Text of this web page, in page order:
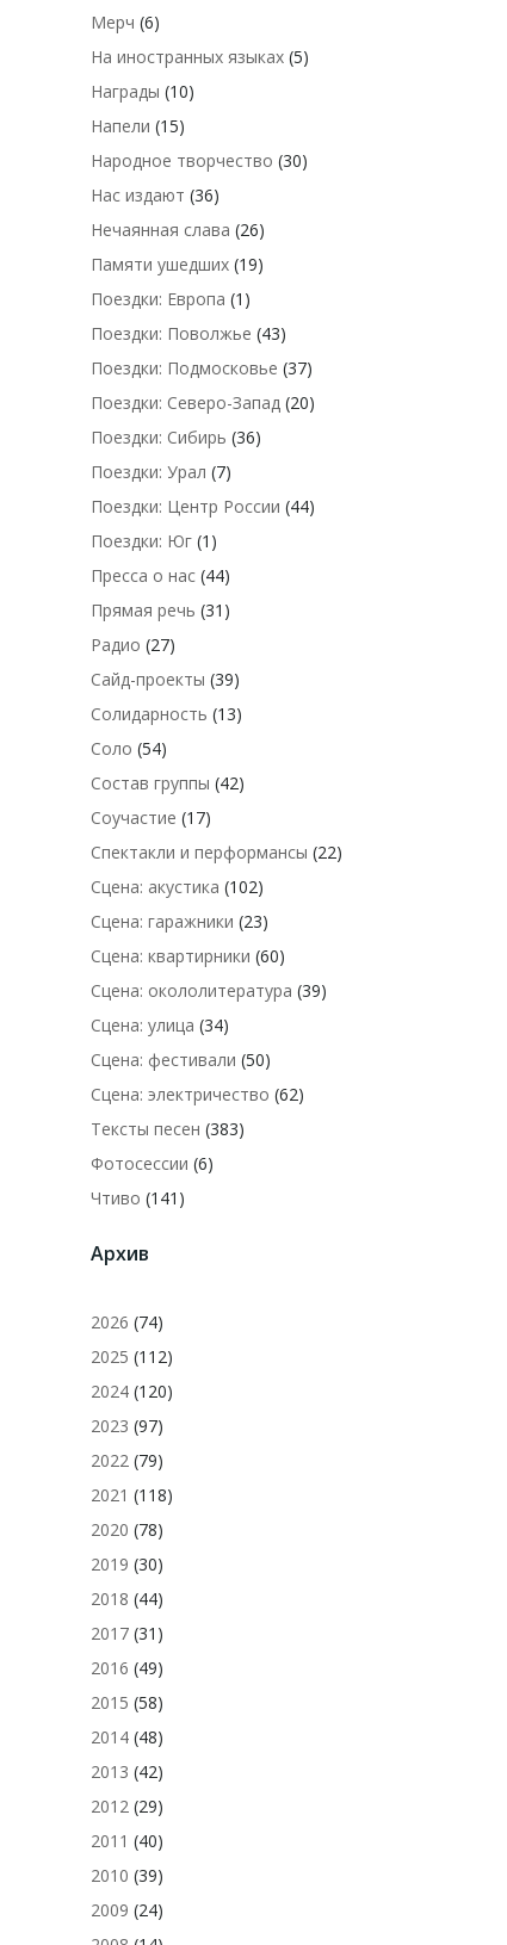
Мерч (6)
На иностранных языках (5)
Награды (10)
Напели (15)
Народное творчество (30)
Нас издают (36)
Нечаянная слава (26)
Памяти ушедших (19)
Поездки: Европа (1)
Поездки: Поволжье (43)
Поездки: Подмосковье (37)
Поездки: Северо-Запад (20)
Поездки: Сибирь (36)
Поездки: Урал (7)
Поездки: Центр России (44)
Поездки: Юг (1)
Пресса о нас (44)
Прямая речь (31)
Радио (27)
Сайд-проекты (39)
Солидарность (13)
Соло (54)
Состав группы (42)
Соучастие (17)
Спектакли и перформансы (22)
Сцена: акустика (102)
Сцена: гаражники (23)
Сцена: квартирники (60)
Сцена: окололитература (39)
Сцена: улица (34)
Сцена: фестивали (50)
Сцена: электричество (62)
Тексты песен (383)
Фотосессии (6)
Чтиво (141)
Архив
2026 (74)
2025 (112)
2024 (120)
2023 (97)
2022 (79)
2021 (118)
2020 (78)
2019 (30)
2018 (44)
2017 (31)
2016 (49)
2015 (58)
2014 (48)
2013 (42)
2012 (29)
2011 (40)
2010 (39)
2009 (24)